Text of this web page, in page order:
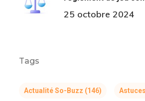
25 octobre 2024
Tags
Actualité So-Buzz (146) Astuces